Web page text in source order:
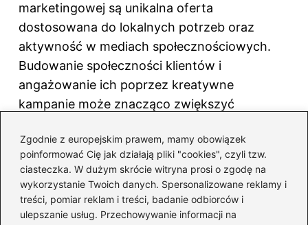
Zgodnie z europejskim prawem, mamy obowiązek
poinformować Cię jak działają pliki "cookies", czyli tzw.
ciasteczka. W dużym skrócie witryna prosi o zgodę na
wykorzystanie Twoich danych. Spersonalizowane reklamy i
treści, pomiar reklam i treści, badanie odbiorców i
ulepszanie usług. Przechowywanie informacji na
marketingowej są unikalna oferta
dostosowana do lokalnych potrzeb oraz
aktywność w mediach społecznościowych.
Budowanie społeczności klientów i
angażowanie ich poprzez kreatywne
kampanie może znacząco zwiększyć
F
a
c
Pi
nt
er
X R
e
d
T
u
m
Li
n
k
Powiązane wpisy:
Zyski z uprawy czosnku: ile naprawdę